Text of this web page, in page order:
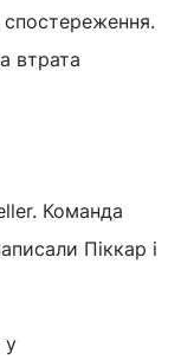
втрата
Команда
Піккар і
у